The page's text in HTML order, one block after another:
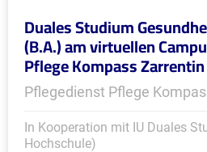
Duales Studium
(B.A.) am virtuellen
Pflege Kompass
Pflegedienst Pflege
In Kooperation mit IU Duales
Hochschule)